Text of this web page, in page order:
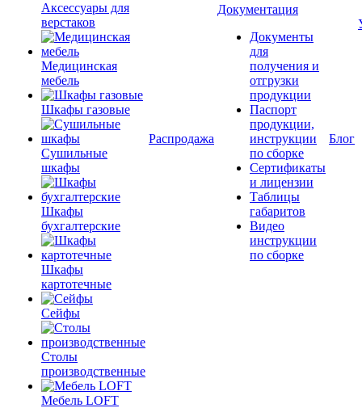
Аксессуары для
верстаков
Медицинская
мебель
Шкафы газовые
Сушильные
шкафы
Шкафы
бухгалтерские
Шкафы
картотечные
Сейфы
Столы
производственные
Мебель LOFT
Распродажа
Документация
Документы
для
получения и
отгрузки
продукции
Паспорт
продукции,
инструкции
по сборке
Сертификаты
и лицензии
Таблицы
габаритов
Видео
инструкции
по сборке
Блог